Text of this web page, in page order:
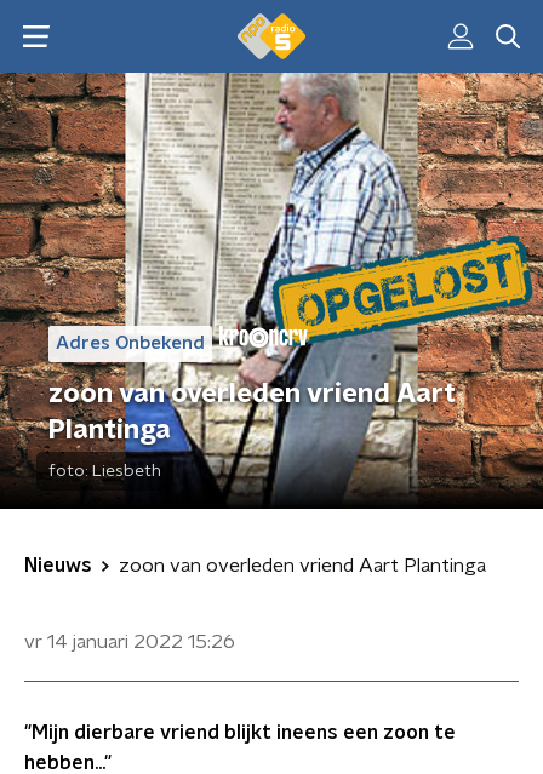
Adres Onbekend
zoon van overleden vriend Aart
Plantinga
foto:Liesbeth
Nieuws zoon van overleden vriend Aart Plantinga
vr 14 januari 2022 15:26
"Mijn dierbare vriend blijkt ineens een zoon te
hebben..."